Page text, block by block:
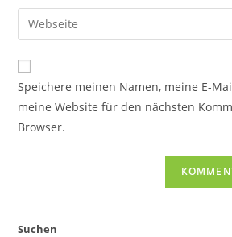
Speichere meinen Namen, meine E-
meine Website für den nächsten
Browser.
Suchen